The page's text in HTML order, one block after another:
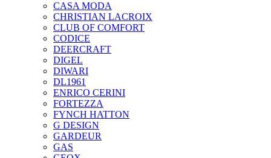
CASA MODA
CHRISTIAN LACROIX
CLUB OF COMFORT
CODICE
DEERCRAFT
DIGEL
DIWARI
DL1961
ENRICO CERINI
FORTEZZA
FYNCH HATTON
G DESIGN
GARDEUR
GAS